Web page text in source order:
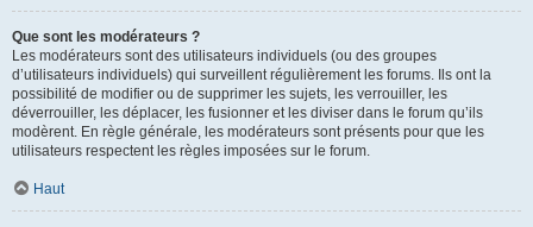
Que sont les modérateurs ?
Les modérateurs sont des utilisateurs individuels (ou des groupes
d’utilisateurs individuels) qui surveillent régulièrement les forums. Ils ont la
possibilité de modifier ou de supprimer les sujets, les verrouiller, les
déverrouiller, les déplacer, les fusionner et les diviser dans le forum qu’ils
modèrent. En règle générale, les modérateurs sont présents pour que les
utilisateurs respectent les règles imposées sur le forum.
Haut